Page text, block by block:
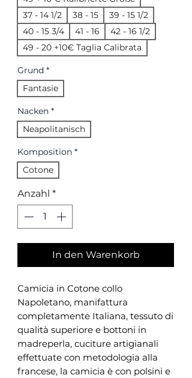
37 - 14 1/2
38 - 15
39 - 15 1/2
40 - 15 3/4
41 - 16
42 - 16 1/2
49 - 20 +10€ Taglia Calibrata
Grund *
Fantasie
Nacken *
Neapolitanisch
Komposition *
Cotone
Anzahl *
In den Warenkorb
Camicia in Cotone collo
Napoletano, manifattura
completamente Italiana, tessuto di
qualità superiore e bottoni in
madreperla, cuciture artigianali
effettuate con metodologia alla
francese, la camicia è con polsini e